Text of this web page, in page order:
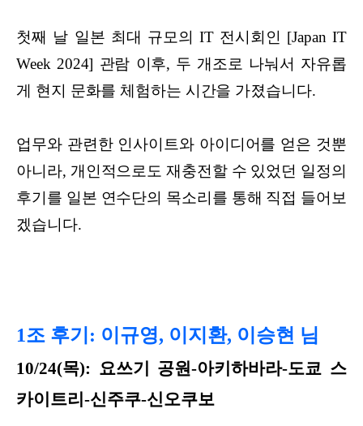
첫째 날 일본 최대 규모의 IT 전시회인 [Japan IT
Week 2024] 관람 이후, 두 개조로 나눠서 자유롭
게 현지 문화를 체험하는 시간을 가졌습니다.
업무와 관련한 인사이트와 아이디어를 얻은 것뿐
아니라, 개인적으로도 재충전할 수 있었던 일정의
후기를 일본 연수단의 목소리를 통해 직접 들어보
겠습니다.
1조 후기: 이규영, 이지환, 이승현 님
10/24(목): 요쓰기 공원-아키하바라-도쿄 스
카이트리-신주쿠-신오쿠보